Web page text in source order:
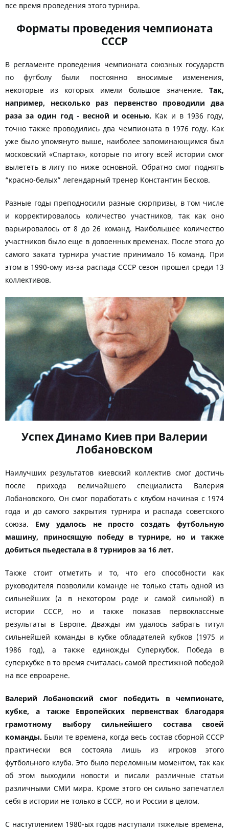
все время проведения этого турнира.
Форматы проведения чемпионата
СССР
В регламенте проведения чемпионата союзных государств
по футболу были постоянно вносимые изменения,
некоторые из которых имели большое значение. Так,
например, несколько раз первенство проводили два
раза за один год - весной и осенью. Как и в 1936 году,
точно также проводились два чемпионата в 1976 году. Как
уже было упомянуто выше, наиболее запоминающимся был
московский «Спартак», которые по итогу всей истории смог
вылететь в лигу по ниже основной. Обратно смог поднять
“красно-белых” легендарный тренер Константин Бесков.
Разные годы преподносили разные сюрпризы, в том числе
и корректировалось количество участников, так как оно
варьировалось от 8 до 26 команд. Наибольшее количество
участников было еще в довоенных временах. После этого до
самого заката турнира участие принимало 16 команд. При
этом в 1990-ому из-за распада СССР сезон прошел среди 13
коллективов.
Успех Динамо Киев при Валерии
Лобановском
Наилучших результатов киевский коллектив смог достичь
после прихода величайшего специалиста Валерия
Лобановского. Он смог поработать с клубом начиная с 1974
года и до самого закрытия турнира и распада советского
союза. Ему удалось не просто создать футбольную
машину, приносящую победу в турнире, но и также
добиться пьедестала в 8 турниров за 16 лет.
Также стоит отметить и то, что его способности как
руководителя позволили команде не только стать одной из
сильнейших (а в некотором роде и самой сильной) в
истории СССР, но и также показав первоклассные
результаты в Европе. Дважды им удалось забрать титул
сильнейшей команды в кубке обладателей кубков (1975 и
1986 год), а также единожды Суперкубок. Победа в
суперкубке в то время считалась самой престижной победой
на все евроарене.
Валерий Лобановский смог победить в чемпионате,
кубке, а также Европейских первенствах благодаря
грамотному выбору сильнейшего состава своей
команды. Были те времена, когда весь состав сборной СССР
практически вся состояла лишь из игроков этого
футбольного клуба. Это было переломным моментом, так как
об этом выходили новости и писали различные статьи
различными СМИ мира. Кроме этого он сильно запечатлел
себя в истории не только в СССР, но и России в целом.
С наступлением 1980-ых годов наступали тяжелые времена,